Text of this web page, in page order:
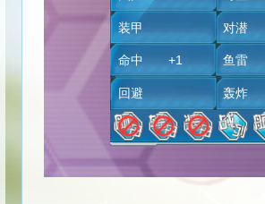
装甲
命中 +1
回避
对
鱼
轰